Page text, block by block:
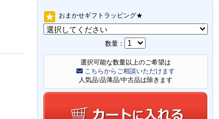
おまかせギフトラッピング★
数量：
選択可能な数量以上のご希望は
こちらからご相談いただけます
人気品/品薄品/中古品は除きます